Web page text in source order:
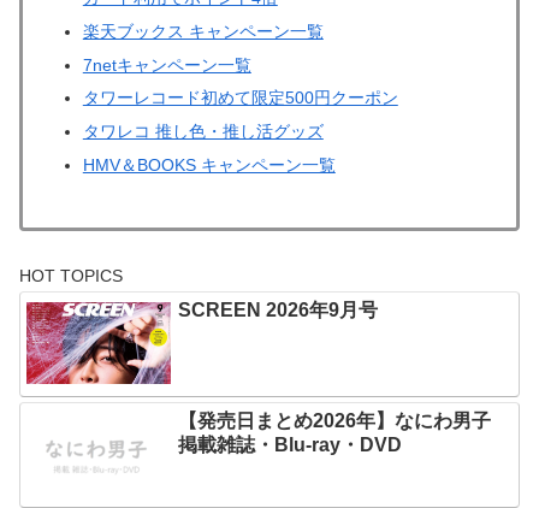
楽天ブックス キャンペーン一覧
7netキャンペーン一覧
タワーレコード初めて限定500円クーポン
タワレコ 推し色・推し活グッズ
HMV＆BOOKS キャンペーン一覧
HOT TOPICS
SCREEN 2026年9月号
【発売日まとめ2026年】なにわ男子
掲載雑誌・Blu-ray・DVD